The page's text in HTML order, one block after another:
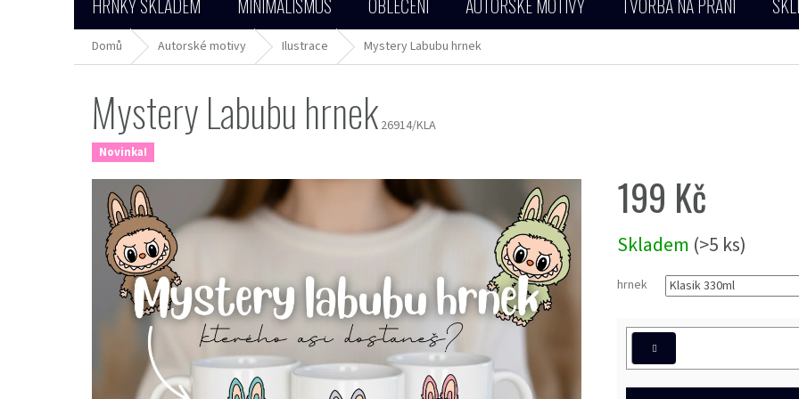
HRNKY SKLADEM MINIMALISMUS OBLEČENÍ AUTORSKÉ MOTIVY TVORBA NA PŘÁNÍ
Domů Autorské motivy Ilustrace Mystery Labubu hrnek
Mystery Labubu hrnek 26914/KLA
Novinka!
199 Kč
cena:
Skladem (>5 ks)
hrnek